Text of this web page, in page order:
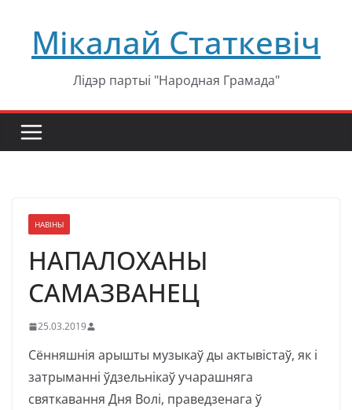
содержимому
Мікалай Статкевіч
Лідэр партыі "Народная Грамада"
НАВІНЫ
НАПАЛОХАНЫ
САМАЗВАНЕЦ
25.03.2019
Сённяшнія арышты музыкаў ды актывістаў, як і
затрыманні ўдзельнікаў учарашняга
святкавання Дня Волі, праведзенага ў